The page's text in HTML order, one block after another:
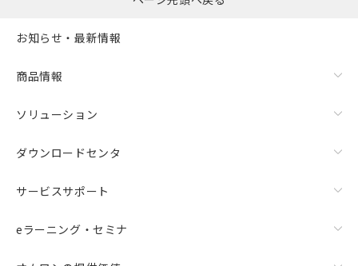
お知らせ・最新情報
商品情報
ソリューション
ダウンロードセンタ
サービスサポート
eラーニング・セミナ